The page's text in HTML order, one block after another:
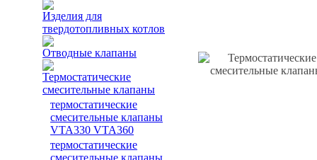
Изделия для
твердотопливных котлов
Отводные клапаны
Термостатические
смесительные клапаны
термостатические
смесительные клапаны
VTA330 VTA360
термостатические
смесительные клапаны